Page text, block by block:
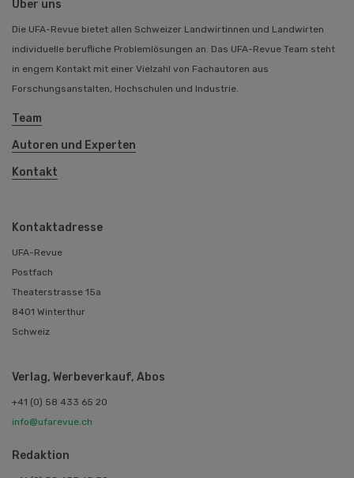
Über uns
Die UFA-Revue bietet allen Schweizer Landwirtinnen und Landwirten
individuelle berufliche Problemlösungen an. Das UFA-Revue Team steht
in engem Kontakt mit einer Vielzahl von Fachautoren aus
Forschungsanstalten, Hochschulen und Industrie.
Team
Autoren und Experten
Kontakt
Kontaktadresse
UFA-Revue
Postfach
Theaterstrasse 15a
8401 Winterthur
Schweiz
Verlag, Werbeverkauf, Abos
+41 (0) 58 433 65 20
info@ufarevue.ch
Redaktion